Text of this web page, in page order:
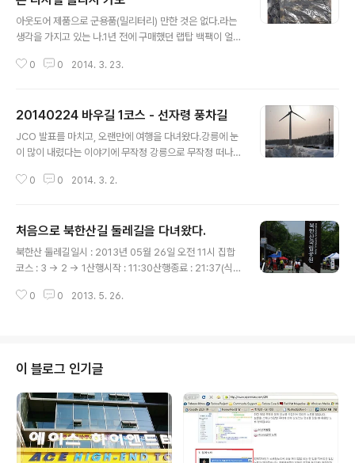
로 가는 심야우등은 35,200원.자정 무렵에 출발하여 부지
런히 고속도로를 달려 2시 반에 구미쪽에 있는 선산휴게소
에 들렸다가 5시 무렵 울산고속버스터미널에 도착했다. 고
속버스 터미널 부근에 있는 해장국집을 찾아들어가 빈 속
아웃도어 제품으로 군용품(밀리터리) 만한 것은 없다.라는
생각을 가지고 있는 나.1년 전에 구매했던 랩탑 백팩이 얼
용하고 있다가 생일도 됐고 하니 쓸만한 녀석을 하나 구매
에 군인들이 메고다니는 가방을 보면서 찾게 된 듯 하다. 쇼
핑백 들고다니는 모습이 꼴불견이라는 어느 컬럼니스트의
글 때문에 국방부에서 지침이 내려갔다나 모라나... 지랄맞
서 직접 노트북을 넣어보고 착용해보고 구매를 결정했다.h
0 0 2014. 3. 23.
20140224 바우길 1코스 - 선자령 풍차길
JCO 발표를 마치고, 오랜만에 여행을 다녀왔다.강릉에 눈
이 많이 내렸다는 이야기에 무작정 강릉으로 무작정 떠나
했다. 대관령 휴게소에서 '선자령 풍차길'은 바우길 제 1코
간이 있다. 선자령을 돌아서 내려오는 길에 한일목장 쪽입
구 부근에서 안내표지판에 따라서 가지 않고 차단기를 넘
어 한일목장으로 쭈욱 들어가는 경우가 있다(내가 그랬다.
로 가면 횡계시 쪽으로 쭈욱 걸어나갈 수밖에 없다.
0 0 2014. 3. 2.
처음으로 북한산길 둘레길을 다녀왔다.
북한산 둘레길일시 : 2013년 05월 26일 오전 11시 집합
코스 : 3 -> 2 -> 1산행시작 : 11:30산행종료 : 21:37(식
0 0 2013. 5. 26.
이 블로그 인기글